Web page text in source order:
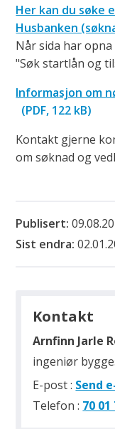
Her kan du søke
Husbanken
Når sida har
"Søk startlån og
Informasjon om
(PDF, 122 kB)
Kontakt gjerne
om søknad og
Publisert
Sist endra
Kontakt
Arnfinn Jarle
ingeniør
E-post Send
Telefon 70 01